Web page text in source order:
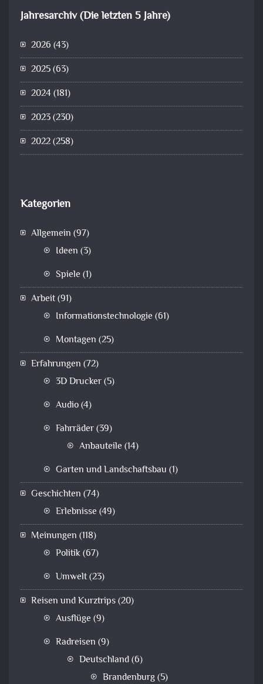
Jahresarchiv (Die letzten 5 Jahre)
2026 (43)
2025(63)
2024(181)
2023(230)
2022(258)
Kategorien
Allgemein (97)
Ideen (3)
Spiele (1)
Arbeit(91)
Informationstechnologie (61)
Montagen (25)
Erfahrungen (72)
3D Drucker(5)
Audio(4)
Fahrräder(39)
Anbauteile (14)
Garten und Landschaftsbau (1)
Geschichten (74)
Erlebnisse (49)
Meinungen (118)
Politik(67)
Umwelt(23)
Reisen und Kurztrips(20)
Ausflüge (9)
Radreisen (9)
Deutschland(6)
Brandenburg(5)